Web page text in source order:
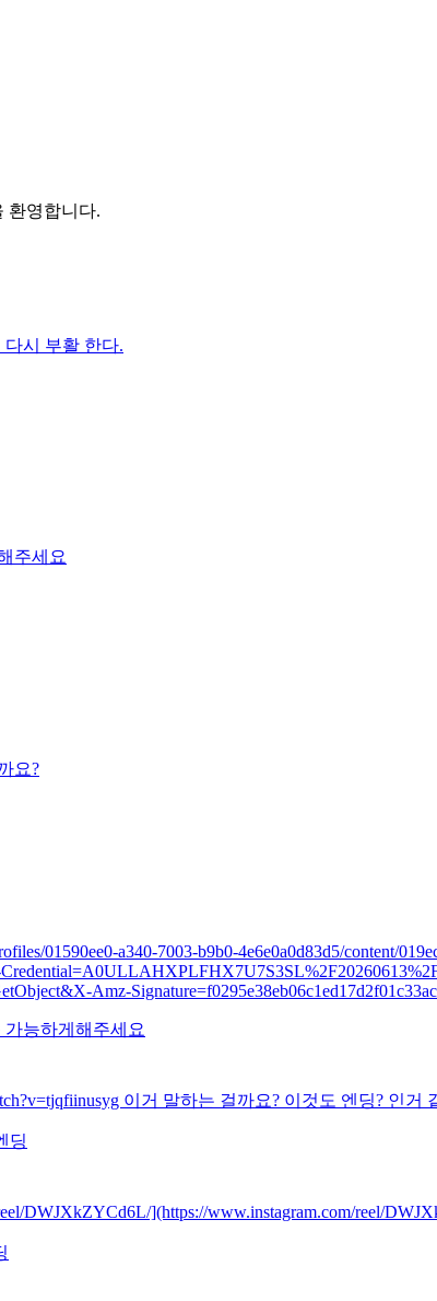
환영합니다.
시 부활 한다.
주세요
요?
01590ee0-a340-7003-b9b0-4e6e0a0d83d5/content/
Amz-
가능하게해주세요
이거 말하는 걸까요? 이것도 엔딩? 인거
딩
DWJXkZYCd6L/](https://www.instagram.com/reel/